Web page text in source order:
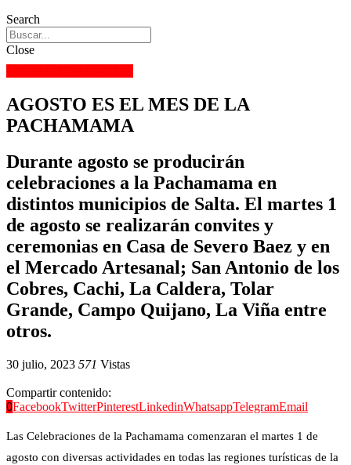
Search
Close
AGOSTO ES EL MES DE LA
PACHAMAMA
Durante agosto se producirán
celebraciones a la Pachamama en
distintos municipios de Salta. El martes 1
de agosto se realizarán convites y
ceremonias en Casa de Severo Baez y en
el Mercado Artesanal; San Antonio de los
Cobres, Cachi, La Caldera, Tolar
Grande, Campo Quijano, La Viña entre
otros.
30 julio, 2023 571 Vistas
Compartir contenido:
0FacebookTwitterPinterestLinkedinWhatsappTelegramEmail
Las Celebraciones de la Pachamama comenzaran el martes 1 de
agosto con diversas actividades en todas las regiones turísticas de la